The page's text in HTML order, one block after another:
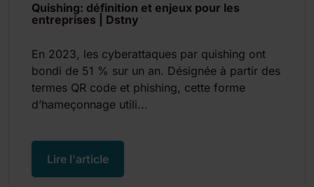
Quishing: définition et enjeux pour les
entreprises | Dstny
En 2023, les cyberattaques par quishing ont
bondi de 51 % sur un an. Désignée à partir des
termes QR code et phishing, cette forme
d’hameçonnage utili...
Lire l'article